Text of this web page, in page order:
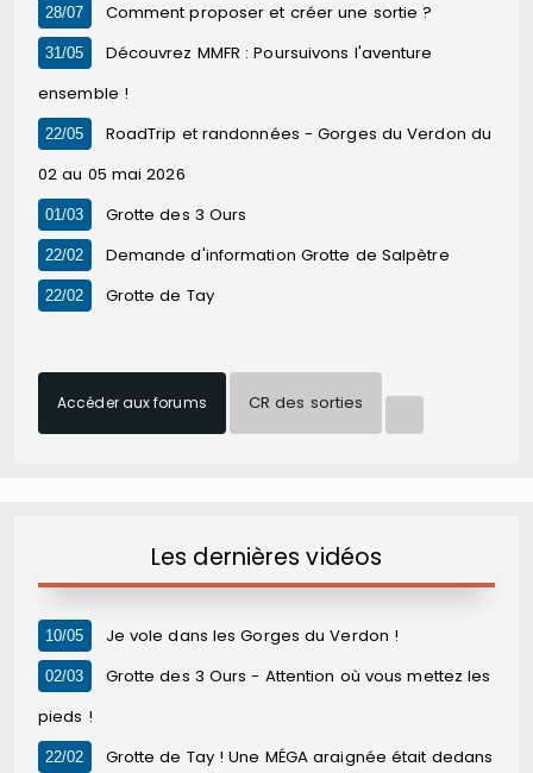
28/07 Comment proposer et créer une sortie ?
31/05
Découvrez MMFR : Poursuivons l'aventure
ensemble !
22/05
RoadTrip et randonnées - Gorges du Verdon du
02 au 05 mai 2026
01/03 Grotte des 3 Ours
22/02 Demande d'information Grotte de Salpètre
22/02 Grotte de Tay
Accéder aux forums CR des sorties
Les dernières vidéos
10/05 Je vole dans les Gorges du Verdon !
02/03
Grotte des 3 Ours - Attention où vous mettez les
pieds !
22/02
Grotte de Tay ! Une MÉGA araignée était dedans